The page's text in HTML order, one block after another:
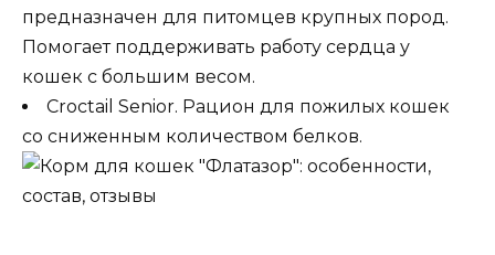
предназначен для питомцев крупных пород.
Помогает поддерживать работу сердца у
кошек с большим весом.
Croctail Senior. Рацион для пожилых кошек
со сниженным количеством белков.